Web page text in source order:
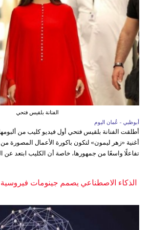
الفنانة بلقيس فتحي
أبوظبي - عُمان اليوم
أطلقت الفنانة بلقيس فتحي أول فيديو كليب من ألبومها
أغنية «زهر ليمون» لتكون باكورة الأعمال المصورة
تفاعلًا واسعًا من جمهورها، خاصة أن الكليب ابتعد عن
الذكاء الاصطناعي يصمم جينومات فيروسية